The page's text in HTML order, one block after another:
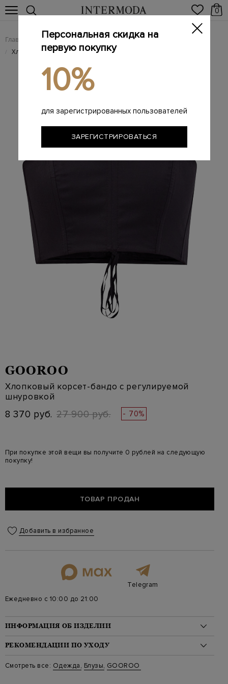
0
Главная Женщинам / Женская одежда / Женские блузы
/ Хлопковый корсет-бандо с регулируемой шнуровкой
GOOROO
Хлопковый корсет-бандо с регулируемой
шнуровкой
8 370 руб. 27 900 руб. - 70%
При покупке этой вещи вы получите 0 рублей на следующую
покупку!
ТОВАР ПРОДАН
Добавить в избранное
Telegram
Ежедневно с 10:00 до 21:00
ИНФОРМАЦИЯ ОБ ИЗДЕЛИИ
Материал: хлопок 100%
На модели: 175/82/60/91 на модели размер 40
Стиль: Корсеты
Цвет: Черный
РЕКОМЕНДАЦИИ ПО УХОДУ
Стирка: Стирка запрещена
Отбеливание: Отбеливание запрещено
Смотреть все: Одежда, Блузы, GOOROO
Персональная скидка на
первую покупку
10%
для зарегистрированных пользователей
ЗАРЕГИСТРИРОВАТЬСЯ